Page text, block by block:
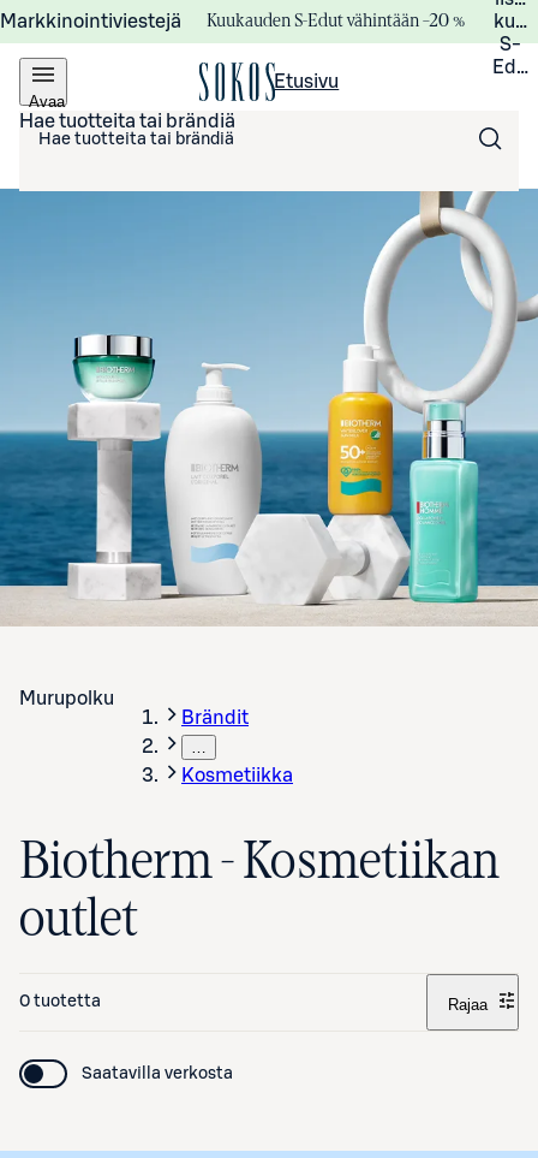
Markkinointiviestejä Kuukauden S-Edut vähintään –20 %
S-
Avaa
valikko
Etusivu
Hae tuotteita tai brändiä
Murupolku
Brändit
Kosmetiikka
Biotherm - Kosmetiikan
outlet
0 tuotetta Rajaa
Saatavilla verkosta